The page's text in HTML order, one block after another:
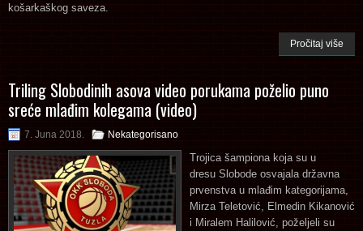
košarkaškog saveza.
Pročitaj više
Triling Slobodinih asova video porukama poželio puno
sreće mlađim kolegama (video)
7. Juna 2018. Nekategorisano
Trojica šampiona koja su u
dresu Slobode osvajala državna
prvenstva u mlađim kategorijama,
Mirza Teletović, Elmedin Kikanović
i Miralem Halilović, poželjeli su